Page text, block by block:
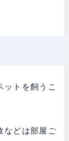
ットを飼うこ
などは部屋ご